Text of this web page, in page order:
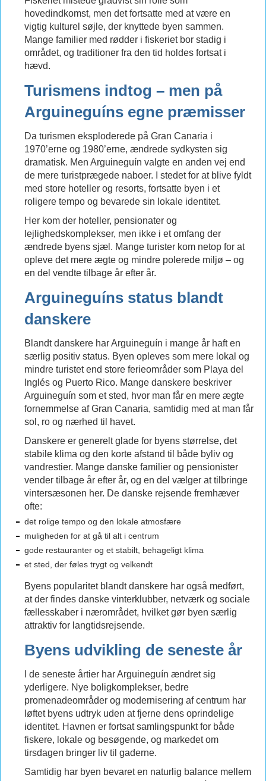
hovedindkomst, men det fortsatte med at være en
vigtig kulturel søjle, der knyttede byen sammen.
Mange familier med rødder i fiskeriet bor stadig i
området, og traditioner fra den tid holdes fortsat i
hævd.
Turismens indtog – men på
Arguineguíns egne præmisser
Da turismen eksploderede på Gran Canaria i
1970’erne og 1980’erne, ændrede sydkysten sig
dramatisk. Men Arguineguín valgte en anden vej end
de mere turistprægede naboer. I stedet for at blive fyldt
med store hoteller og resorts, fortsatte byen i et
roligere tempo og bevarede sin lokale identitet.
Her kom der hoteller, pensionater og
lejlighedskomplekser, men ikke i et omfang der
ændrede byens sjæl. Mange turister kom netop for at
opleve det mere ægte og mindre polerede miljø – og
en del vendte tilbage år efter år.
Arguineguíns status blandt
danskere
Blandt danskere har Arguineguín i mange år haft en
særlig positiv status. Byen opleves som mere lokal og
mindre turistet end store ferieområder som Playa del
Inglés og Puerto Rico. Mange danskere beskriver
Arguineguín som et sted, hvor man får en mere ægte
fornemmelse af Gran Canaria, samtidig med at man får
sol, ro og nærhed til havet.
Danskere er generelt glade for byens størrelse, det
stabile klima og den korte afstand til både byliv og
vandrestier. Mange danske familier og pensionister
vender tilbage år efter år, og en del vælger at tilbringe
vintersæsonen her. De danske rejsende fremhæver
ofte:
det rolige tempo og den lokale atmosfære
muligheden for at gå til alt i centrum
gode restauranter og et stabilt, behageligt klima
et sted, der føles trygt og velkendt
Byens popularitet blandt danskere har også medført,
at der findes danske vinterklubber, netværk og sociale
fællesskaber i nærområdet, hvilket gør byen særlig
attraktiv for langtidsrejsende.
Byens udvikling de seneste år
I de seneste årtier har Arguineguín ændret sig
yderligere. Nye boligkomplekser, bedre
promenadeområder og modernisering af centrum har
løftet byens udtryk uden at fjerne dens oprindelige
identitet. Havnen er fortsat samlingspunkt for både
fiskere, lokale og besøgende, og markedet om
tirsdagen bringer liv til gaderne.
Samtidig har byen bevaret en naturlig balance mellem